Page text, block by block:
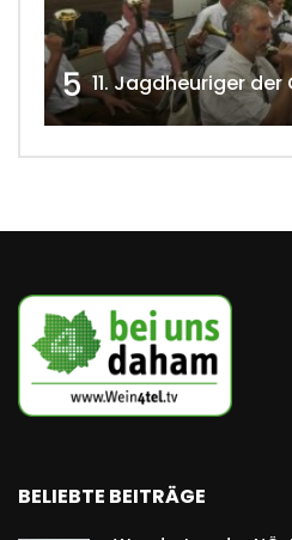
5
BELIEBTE BEITRÄGE